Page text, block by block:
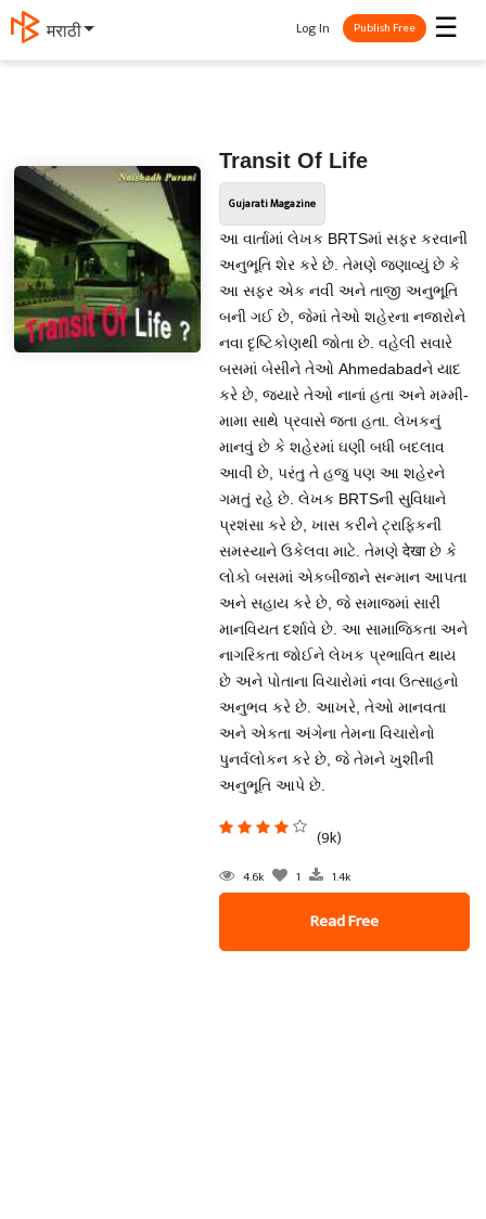
मराठी ☰
Log In Publish Free
Transit Of Life
Gujarati Magazine
આ વાર્તામાં લેખક BRTSમાં સફર કરવાની
અનુભૂતિ શેર કરે છે. તેમણે જણાવ્યું છે કે
આ સફર એક નવી અને તાજી અનુભૂતિ
બની ગઈ છે, જેમાં તેઓ શહેરના નજારોને
નવા દૃષ્ટિકોણથી જોતા છે. વહેલી સવારે
બસમાં બેસીને તેઓ Ahmedabadને યાદ
કરે છે, જ્યારે તેઓ નાનાં હતા અને મમ્મી-
મામા સાથે પ્રવાસે જતા હતા. લેખકનું
માનવું છે કે શહેરમાં ઘણી બધી બદલાવ
આવી છે, પરંતુ તે હજુ પણ આ શહેરને
ગમતું રહે છે. લેખક BRTSની સુવિધાને
પ્રશંસા કરે છે, ખાસ કરીને ટ્રાફિકની
સમસ્યાને ઉકેલવા માટે. તેમણે देखा છે કે
લોકો બસમાં એકબીજાને સન્માન આપતા
અને સહાય કરે છે, જે સમાજમાં સારી
માનવિયત દર્શાવે છે. આ સામાજિકતા અને
નાગરિકતા જોઈને લેખક પ્રભાવિત થાય
છે અને પોતાના વિચારોમાં નવા ઉત્સાહનો
અનુભવ કરે છે. આખરે, તેઓ માનવતા
અને એકતા અંગેના તેમના વિચારોનો
પુનર્વલોકન કરે છે, જે તેમને ખુશીની
અનુભૂતિ આપે છે.
(9k)
4.6k 1 1.4k
Read Free